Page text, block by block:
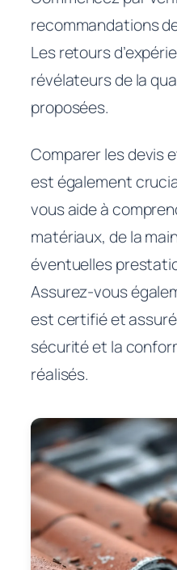
recommandations
Les retours
révélateurs de la
proposées.
Comparer les devis
est également
vous aide à
matériaux, de la
éventuelles
Assurez-vous
est certifié et
sécurité et la
réalisés.